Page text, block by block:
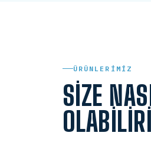
ÜRÜNLERIMIZ
SIZE